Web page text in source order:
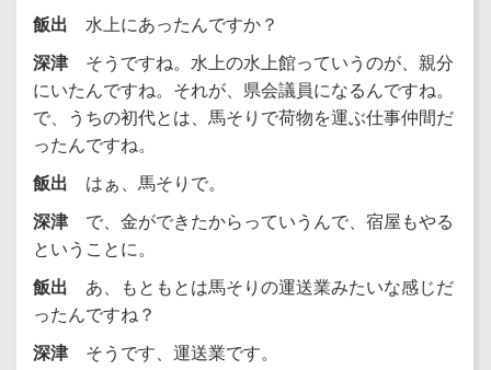
飯出 水上にあったんですか？
深津 そうですね。水上の水上館っていうのが、親分
にいたんですね。それが、県会議員になるんですね。
で、うちの初代とは、馬そりで荷物を運ぶ仕事仲間だ
ったんですね。
飯出 はぁ、馬そりで。
深津 で、金ができたからっていうんで、宿屋もやる
ということに。
飯出 あ、もともとは馬そりの運送業みたいな感じだ
ったんですね？
深津 そうです、運送業です。